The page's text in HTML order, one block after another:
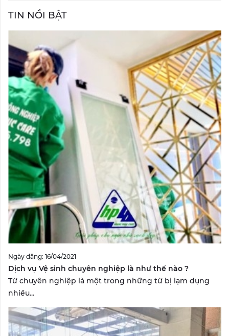
TIN NỔI BẬT
Ngày đăng: 16/04/2021
Dịch vụ Vệ sinh chuyên nghiệp là như thế nào ?
Từ chuyên nghiệp là một trong những từ bị lạm dụng
nhiều...